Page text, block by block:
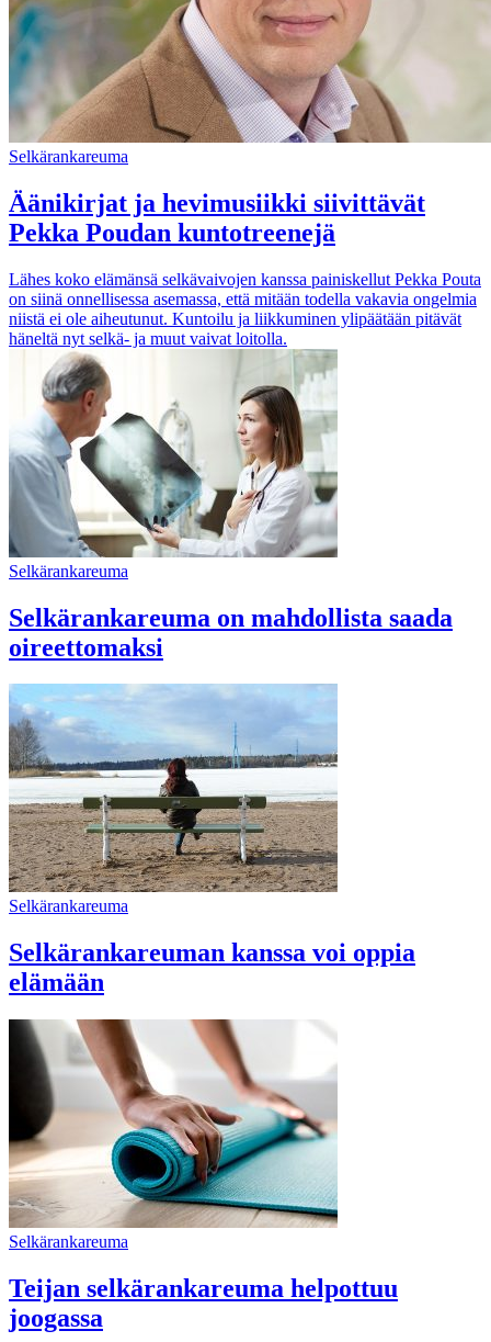
Selkärankareuma
Äänikirjat ja hevimusiikki siivittävät
Pekka Poudan kuntotreenejä
Lähes koko elämänsä selkävaivojen kanssa painiskellut Pekka Pouta
on siinä onnellisessa asemassa, että mitään todella vakavia ongelmia
niistä ei ole aiheutunut. Kuntoilu ja liikkuminen ylipäätään pitävät
häneltä nyt selkä- ja muut vaivat loitolla.
Selkärankareuma
Selkärankareuma on mahdollista saada
oireettomaksi
Selkärankareuma
Selkärankareuman kanssa voi oppia
elämään
Selkärankareuma
Teijan selkärankareuma helpottuu
joogassa